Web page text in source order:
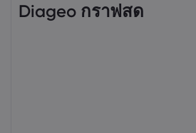
Diageo กราฟสด